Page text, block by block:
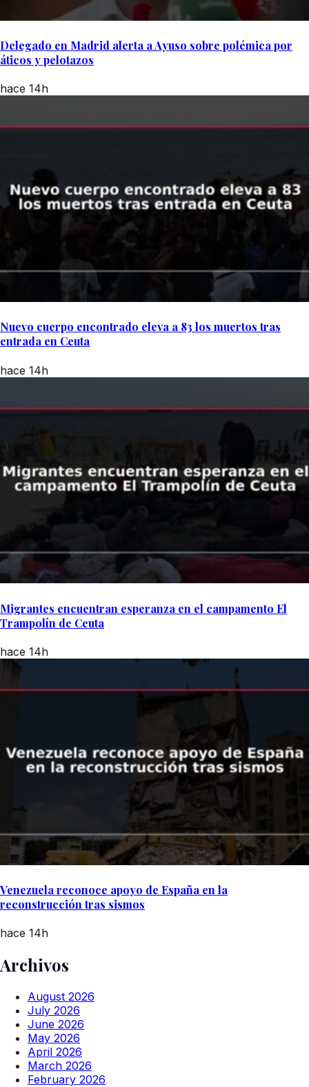
Delegado en Madrid alerta a Ayuso sobre polémica por
áticos y pelotazos
hace 14h
Nuevo cuerpo encontrado eleva a 83 los muertos tras
entrada en Ceuta
hace 14h
Migrantes encuentran esperanza en el campamento El
Trampolín de Ceuta
hace 14h
Venezuela reconoce apoyo de España en la
reconstrucción tras sismos
hace 14h
Archivos
August 2026
July 2026
June 2026
May 2026
April 2026
March 2026
February 2026